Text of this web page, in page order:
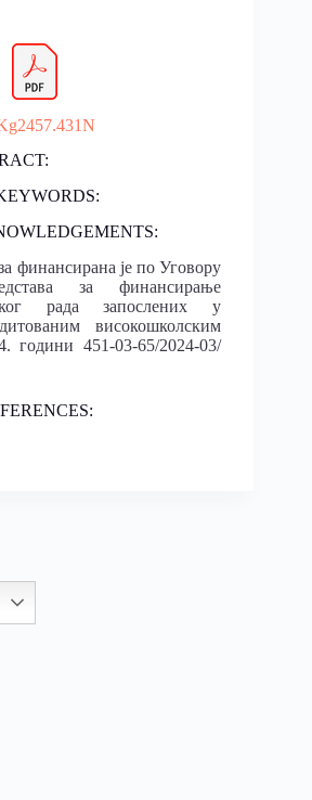
финансирана је по Уговору
за финансирање
рада запослених у
високошколским
години 451-03-65/2024-03/